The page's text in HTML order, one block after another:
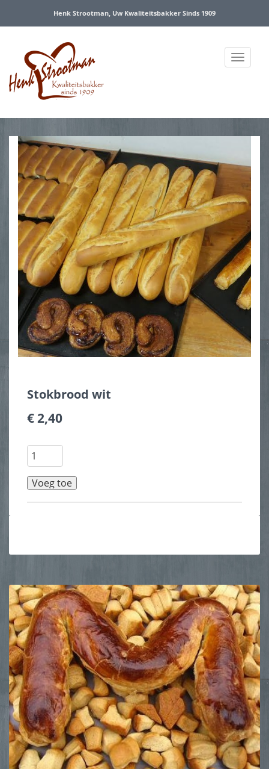
Henk Strootman, Uw Kwaliteitsbakker Sinds 1909
Menu
Stokbrood wit
€ 2,40